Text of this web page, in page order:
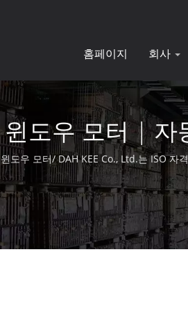
홈페이지 회사
윈도우 모터 | 자
윈도우 모터/ DAH KEE Co., Ltd.는 ISO 자